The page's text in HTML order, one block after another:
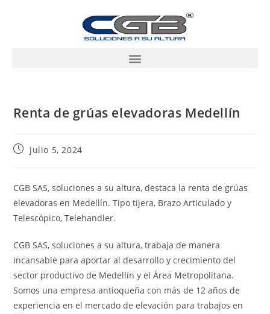
Renta de grúas elevadoras Medellín
julio 5, 2024
CGB SAS, soluciones a su altura, destaca la renta de grúas
elevadoras en Medellín. Tipo tijera, Brazo Articulado y
Telescópico, Telehandler.
CGB SAS, soluciones a su altura, trabaja de manera
incansable para aportar al desarrollo y crecimiento del
sector productivo de Medellín y el Área Metropolitana.
Somos una empresa antioqueña con más de 12 años de
experiencia en el mercado de elevación para trabajos en